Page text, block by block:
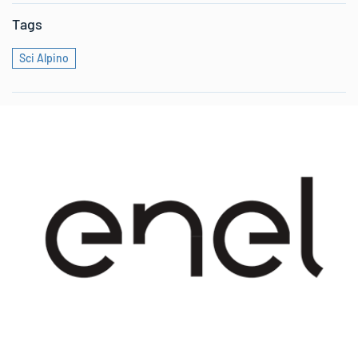
Tags
Sci Alpino